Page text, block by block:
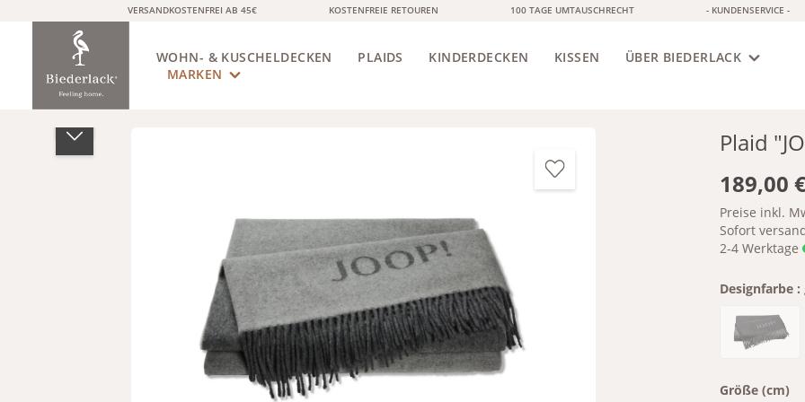
Zur Hauptnavigation springen
VERSANDKOSTENFREI AB 45€ KOSTENFREIE RETOUREN 100 TAGE UMTAUSCHRECHT - KUNDENSERVICE -
WOHN- & KUSCHELDECKEN PLAIDS KINDERDECKEN KISSEN ÜBER BIEDERLACK
MARKEN
Bildergalerie überspringen
Plaid
189,00
Preise inkl.
Sofort
2-4 Werktage
Designfarbe :
(Diese
Größe (cm)